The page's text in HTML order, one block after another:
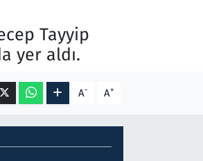
Tayyip
yer aldı.
A- A+